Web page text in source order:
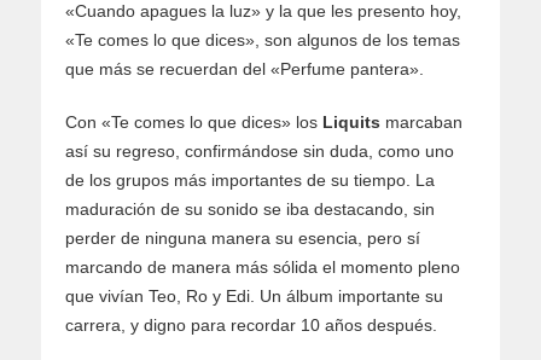
«Cuando apagues la luz» y la que les presento hoy,
«Te comes lo que dices», son algunos de los temas
que más se recuerdan del «Perfume pantera».
Con «Te comes lo que dices» los Liquits marcaban
así su regreso, confirmándose sin duda, como uno
de los grupos más importantes de su tiempo. La
maduración de su sonido se iba destacando, sin
perder de ninguna manera su esencia, pero sí
marcando de manera más sólida el momento pleno
que vivían Teo, Ro y Edi. Un álbum importante su
carrera, y digno para recordar 10 años después.